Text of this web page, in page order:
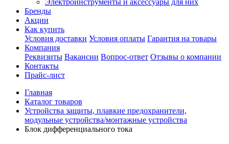
Электроинструменты и аксессуары для них
Бренды
Акции
Как купить
Условия доставки Условия оплаты Гарантия на товары
Компания
Реквизиты Вакансии Вопрос-ответ Отзывы о компании
Контакты
Прайс-лист
Главная
Каталог товаров
Устройства защиты, плавкие предохранители,
модульные устройства/монтажные устройства
Блок дифференциального тока